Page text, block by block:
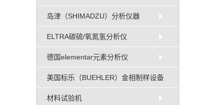
岛津（SHIMADZU）分析仪器
ELTRA碳硫/氧氮氢分析仪
德国elementar元素分析仪
美国标乐（BUEHLER）金相制样设备
材料试验机